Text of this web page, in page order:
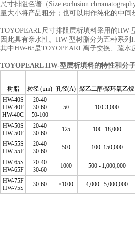
尺寸排阻色谱（Size exclusion
量大小将产品粗分；也可以用作纯化的中间
TOYOPEARL尺寸排阻层析填料采用的
因此具有亲水性。HW-型树脂分为五种系列
其中HW-65是TOYOPEARL离子交换、疏水
TOYOPEARL HW-型层析填料的特性和分
树脂 粒径 (µm) 孔径(A) 聚乙二醇/聚环氧乙烷
HW-40S
HW-40F
HW-40C
20-40
30-60
50-100
50 100-3,000
HW-50S
HW-50F
20-40
30-60
125 100 -18,000
HW-55S
HW-55F
20-40
30-60
500 100 -150,000
HW-65S
HW-65F
20-40
30-60
1000 500 - 1,000,000
HW-75F
HW-75S
30-60 >1000 4,000 - 5,000,000